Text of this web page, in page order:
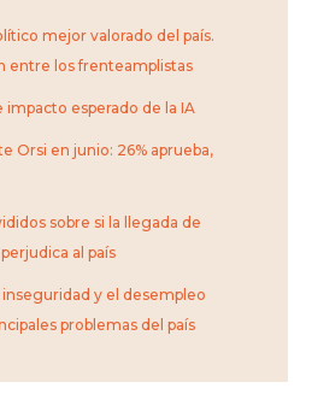
mejor valorado del país.
entre los frenteamplistas
impacto esperado de la IA
Orsi en junio: 26% aprueba,
sobre si la llegada de
al país
y el desempleo
problemas del país